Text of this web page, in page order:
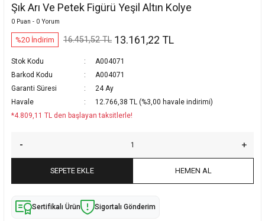
Şık Arı Ve Petek Figürü Yeşil Altın Kolye
0 Puan - 0 Yorum
%20 İndirim 16.451,52 TL 13.161,22 TL
Stok Kodu
A004071
Barkod Kodu
A004071
Garanti Süresi
24 Ay
Havale
12.766,38 TL (%3,00 havale indirimi)
*4.809,11 TL den başlayan taksitlerle!
SEPETE EKLE HEMEN AL
Sertifikalı Ürün Sigortalı Gönderim